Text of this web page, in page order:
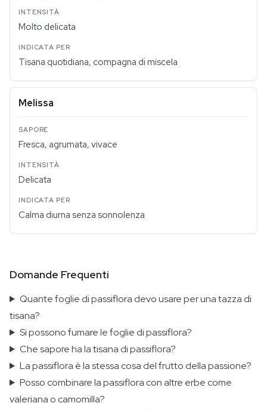
Molto delicata
Tisana quotidiana, compagna di miscela
Melissa
Fresca, agrumata, vivace
Delicata
Calma diurna senza sonnolenza
Domande Frequenti
Quante foglie di passiflora devo usare per una tazza di
tisana?
Si possono fumare le foglie di passiflora?
Che sapore ha la tisana di passiflora?
La passiflora è la stessa cosa del frutto della passione?
Posso combinare la passiflora con altre erbe come
valeriana o camomilla?